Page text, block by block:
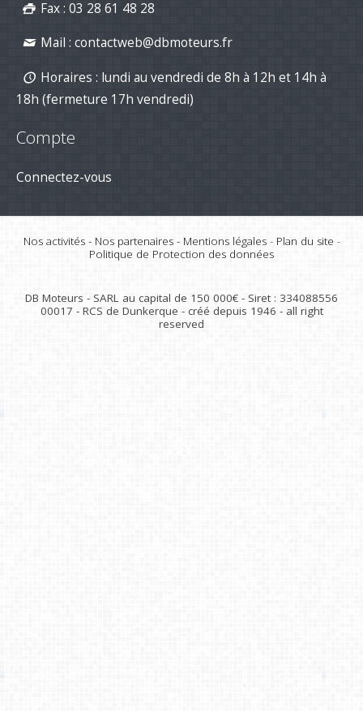
Fax : 03 28 61 48 28
Mail : contactweb@dbmoteurs.fr
Horaires : lundi au vendredi de 8h à 12h et 14h à
18h (fermeture 17h vendredi)
Compte
Connectez-vous
Nos activités- Nos partenaires- Mentions légales- Plan du site -
Politique de Protection des données
DB Moteurs - SARL au capital de 150 000€ - Siret : 334088556
00017 - RCS de Dunkerque - créé depuis 1946 - all right
reserved